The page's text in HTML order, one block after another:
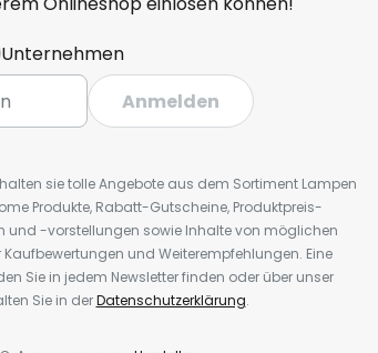
Unternehmen
Anmelden
sie tolle Angebote aus dem Sortiment Lampen
Produkte, Rabatt-Gutscheine, Produktpreis-
und -vorstellungen sowie Inhalte von möglichen
und Weiterempfehlungen. Eine
Sie in jedem Newsletter finden oder über unser
Sie in derDatenschutzerklärung.